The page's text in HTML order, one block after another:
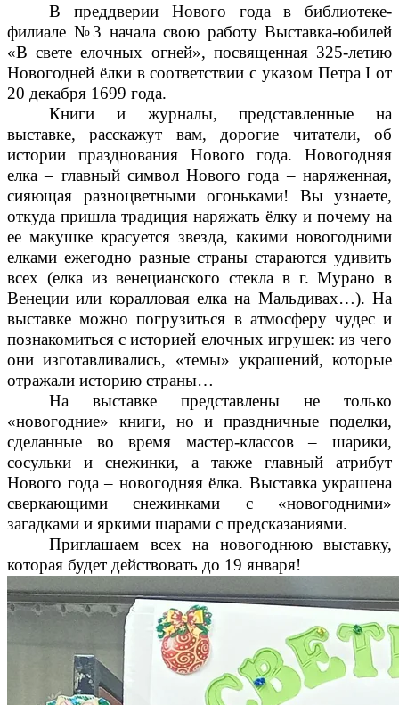
В преддверии Нового года в библиотеке-
филиале №3 начала свою работу Выставка-юбилей
«В свете елочных огней», посвященная 325-летию
Новогодней ёлки в соответствии с указом Петра I от
20 декабря 1699 года.
Книги и журналы, представленные на
выставке, расскажут вам, дорогие читатели, об
истории празднования Нового года. Новогодняя
елка – главный символ Нового года – наряженная,
сияющая разноцветными огоньками! Вы узнаете,
откуда пришла традиция наряжать ёлку и почему на
ее макушке красуется звезда, какими новогодними
елками ежегодно разные страны стараются удивить
всех (елка из венецианского стекла в г. Мурано в
Венеции или коралловая елка на Мальдивах…). На
выставке можно погрузиться в атмосферу чудес и
познакомиться с историей елочных игрушек: из чего
они изготавливались, «темы» украшений, которые
отражали историю страны…
На выставке представлены не только
«новогодние» книги, но и праздничные поделки,
сделанные во время мастер-классов – шарики,
сосульки и снежинки, а также главный атрибут
Нового года – новогодняя ёлка. Выставка украшена
сверкающими снежинками с «новогодними»
загадками и яркими шарами с предсказаниями.
Приглашаем всех на новогоднюю выставку,
которая будет действовать до 19 января!